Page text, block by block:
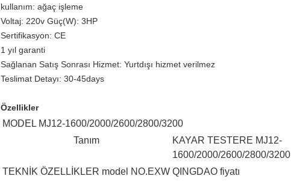
kullanım: ağaç işleme
Voltaj: 220v Güç(W): 3HP
Sertifikasyon: CE
1 yıl garanti
Sağlanan Satış Sonrası Hizmet: Yurtdışı hizmet verilmez
Teslimat Detayı: 30-45days
Özellikler
MODEL MJ12-1600/2000/2600/2800/3200
Tanım
KAYAR TESTERE MJ12-
1600/2000/2600/2800/3200
TEKNİK ÖZELLİKLER model NO.EXW QINGDAO fiyatı